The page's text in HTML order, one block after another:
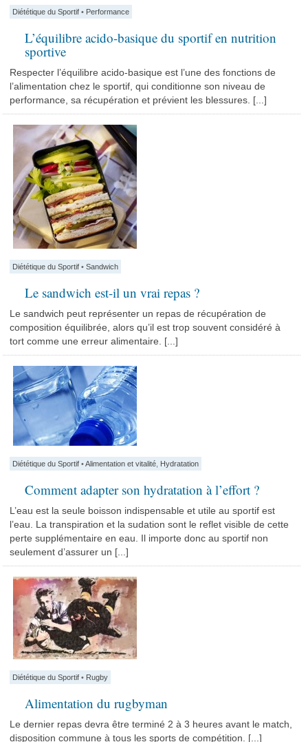
Diététique du Sportif • Performance
L’équilibre acido-basique du sportif en nutrition
sportive
Respecter l’équilibre acido-basique est l’une des fonctions de
l’alimentation chez le sportif, qui conditionne son niveau de
performance, sa récupération et prévient les blessures. [...]
Diététique du Sportif •Sandwich
Le sandwich est-il un vrai repas ?
Le sandwich peut représenter un repas de récupération de
composition équilibrée, alors qu’il est trop souvent considéré à
tort comme une erreur alimentaire. [...]
Diététique du Sportif •Alimentation et vitalité Hydratation
Comment adapter son hydratation à l’effort ?
L’eau est la seule boisson indispensable et utile au sportif est
l’eau. La transpiration et la sudation sont le reflet visible de cette
perte supplémentaire en eau. Il importe donc au sportif non
seulement d’assurer un [...]
Diététique du Sportif • Rugby
Alimentation du rugbyman
Le dernier repas devra être terminé 2 à 3 heures avant le match,
disposition commune à tous les sports de compétition. [...]